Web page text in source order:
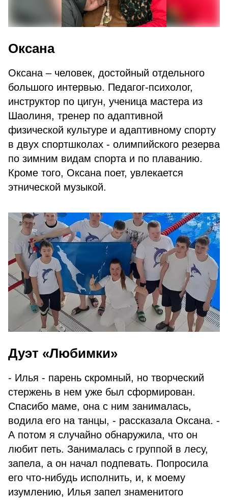
Оксана
Оксана – человек, достойный отдельного
большого интервью. Педагог-психолог,
инструктор по цигун, ученица мастера из
Шаолиня, тренер по адаптивной
физической культуре и адаптивному спорту
в двух спортшколах - олимпийского резерва
по зимним видам спорта и по плаванию.
Кроме того, Оксана поет, увлекается
этнической музыкой.
Дуэт «Любимки»
- Илья - парень скромный, но творческий
стержень в нем уже был сформирован.
Спасибо маме, она с ним занималась,
водила его на танцы, - рассказала Оксана. -
А потом я случайно обнаружила, что он
любит петь. Занималась с группой в лесу,
запела, а он начал подпевать. Попросила
его что-нибудь исполнить, и, к моему
изумлению, Илья запел знаменитого